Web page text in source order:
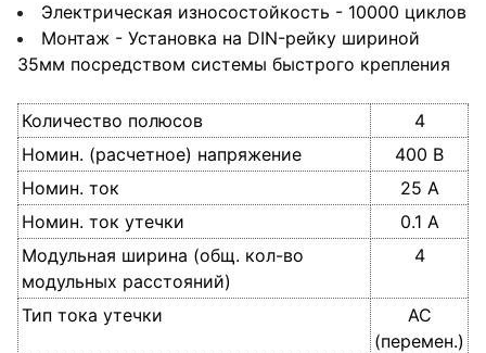
Электрическая износостойкость - 10000 циклов
Монтаж - Установка на DIN-рейку шириной
35мм посредством системы быстрого крепления
Количество полюсов
4
Номин. (расчетное) напряжение
400 В
Номин. ток
25 А
Номин. ток утечки
0.1 А
Модульная ширина (общ. кол-во
модульных расстояний)
4
Тип тока утечки
AC
(перемен.)